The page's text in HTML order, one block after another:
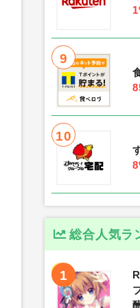
9
10
総合人気ラ
1